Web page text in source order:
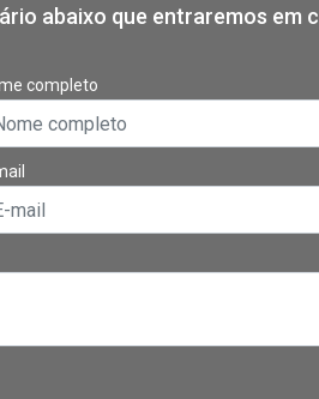
abaixo que entraremos em
completo